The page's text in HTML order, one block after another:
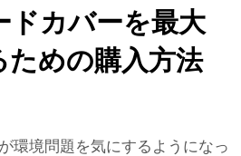
ドカバーを最大
ための購入方法
環境問題を気にするようになっ